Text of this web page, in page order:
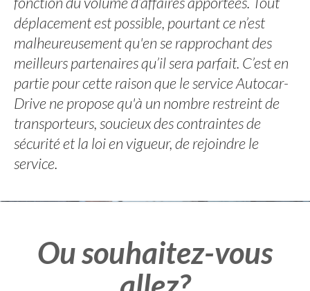
déplacement est possible, pourtant ce n’est
malheureusement qu'en se rapprochant des
meilleurs partenaires qu’il sera parfait. C’est en
partie pour cette raison que le service Autocar-
Drive ne propose qu'à un nombre restreint de
transporteurs, soucieux des contraintes de
sécurité et la loi en vigueur, de rejoindre le
service.
Ou souhaitez-vous